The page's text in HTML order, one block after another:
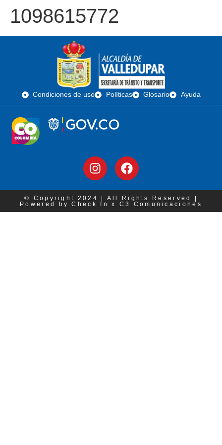
1098615772
Condiciones de uso Políticas Glosario Ayuda
© Copyright 2024 | All Rights Reserved |
Powered by Check In x C3 Comunicaciones